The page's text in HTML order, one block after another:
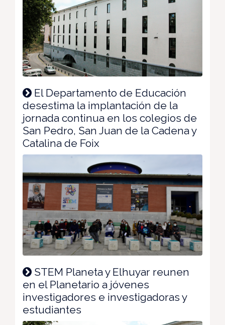
El Departamento de Educación
desestima la implantación de la
jornada continua en los colegios de
San Pedro, San Juan de la Cadena y
Catalina de Foix
STEM Planeta y Elhuyar reunen
en el Planetario a jóvenes
investigadores e investigadoras y
estudiantes